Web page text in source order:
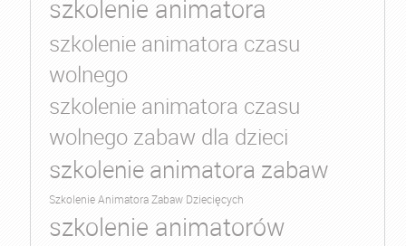
szkolenie animatora
szkolenie animatora czasu
wolnego
szkolenie animatora czasu
wolnego zabaw dla dzieci
szkolenie animatora zabaw
Szkolenie Animatora Zabaw Dziecięcych
szkolenie animatorów